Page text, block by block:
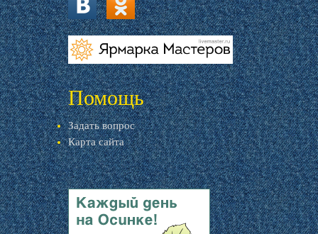
vk.com ok.ru
livemaster.ru
Помощь
Задать вопрос
Карта сайта